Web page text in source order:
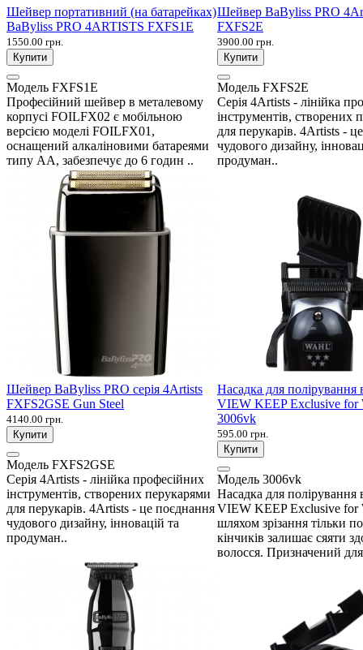
Шейвер портативний (на батарейках)
BaByliss PRO 4ARTISTS FXFS1E
1550.00 грн.
Купити
Модель FXFS1E
Професійний шейвер в металевому
корпусі FOILFX02 є мобільною
версією моделі FOILFX01,
оснащений алкаліновими батареями
типу АА, забезпечує до 6 годин ..
Шейвер BaByliss PRO
FXFS2E
3900.00 грн.
Купити
Модель FXFS2E
Серія 4Artists - лінійка
інструментів, створених
для перукарів. 4Artists -
чудового дизайну,
продуман..
Шейвер BaByliss PRO серія 4Artists
FXFS2GSE Gun Steel
4140.00 грн.
Купити
Модель FXFS2GSE
Серія 4Artists - лінійка професійних
інструментів, створених перукарями
для перукарів. 4Artists - це поєднання
чудового дизайну, інновацій та
продуман..
Насадка для полірування
VIEW KEEP Exclusive for
3006vk
595.00 грн.
Купити
Модель 3006vk
Насадка для полірування
VIEW KEEP Exclusive for
шляхом зрізання тільки
кінчиків залишає сяяти
волосся. Призначений